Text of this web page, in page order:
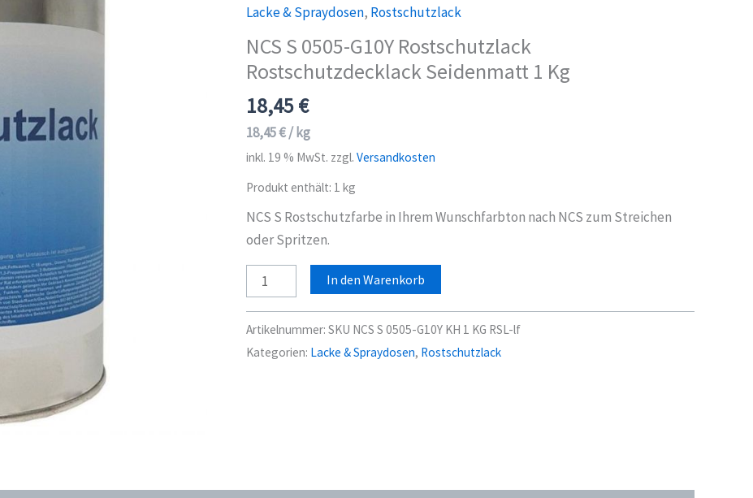
Lacke & Spraydosen, Rostschutzlack
NCS S 0505-G10Y Rostschutzlack
Rostschutzdecklack Seidenmatt 1 Kg
18,45€
18,45€/kg
inkl. 19 % MwSt. zzgl. Versandkosten
Produkt enthält: 1 kg
NCS S Rostschutzfarbe in Ihrem Wunschfarbton nach NCS zum Streichen
oder Spritzen.
NCS
S
0505-
G10Y
In den Warenkorb
Artikelnummer: SKU NCS S 0505-G10Y KH 1 KG RSL-lf
Kategorien: Lacke & Spraydosen, Rostschutzlack